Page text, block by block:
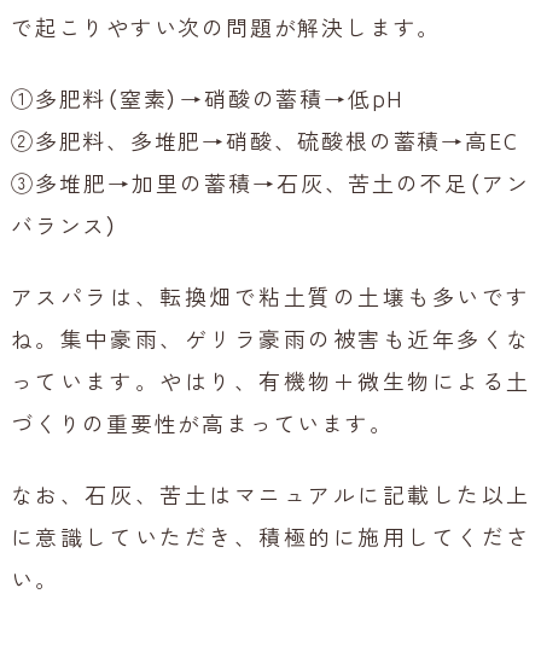
で起こりやすい次の問題が解決します。
①多肥料（窒素）→硝酸の蓄積→低pH
②多肥料、多堆肥→硝酸、硫酸根の蓄積→高EC
③多堆肥→加里の蓄積→石灰、苦土の不足（アン
バランス）
アスパラは、転換畑で粘土質の土壌も多いです
ね。集中豪雨、ゲリラ豪雨の被害も近年多くな
っています。 やはり、有機物＋微生物による土
づくりの重要性が高まっています。
なお、石灰、苦土はマニュアルに記載した以上
に意識していただき、積極的に施用してくださ
い。